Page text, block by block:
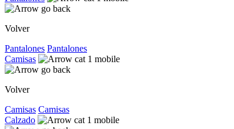
Volver
Pantalones Pantalones
Camisas
Volver
Camisas Camisas
Calzado